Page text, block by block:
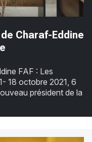
Charaf-Eddine
FAF : Les
18 octobre 2021, 6
président de la